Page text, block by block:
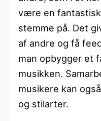
være en
stemme på. Det
af andre og få
man opbygger et
musikken.
musikere kan
og stilarter.